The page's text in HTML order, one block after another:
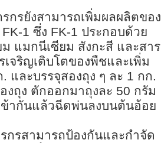
กรยังสามารถเพิ่มผลผลิตของ
1 ซึ่ง FK-1 ประกอบด้วย
แมกนีเซียม สังกะสี และสาร
เจริญเติบโตของพืชและเพิ่ม
และบรรจุสองถุง ๆ ละ 1 กก.
งถุง ตักออกมาถุงละ 50 กรัม
ากันแล้วฉีดพ่นลงบนต้นอ้อย
กรสามารถป้องกันและกำจัด